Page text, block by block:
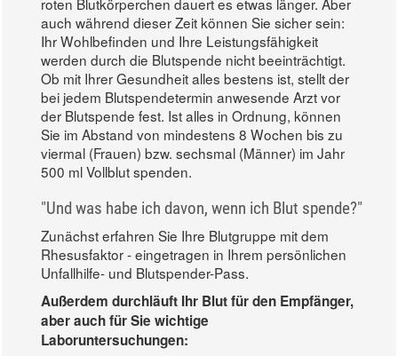
auch während dieser Zeit können Sie sicher sein:
Ihr Wohlbefinden und Ihre Leistungsfähigkeit
werden durch die Blutspende nicht beeinträchtigt.
Ob mit Ihrer Gesundheit alles bestens ist, stellt der
bei jedem Blutspendetermin anwesende Arzt vor
der Blutspende fest. Ist alles in Ordnung, können
Sie im Abstand von mindestens 8 Wochen bis zu
viermal (Frauen) bzw. sechsmal (Männer) im Jahr
500 ml Vollblut spenden.
"Und was habe ich davon, wenn ich Blut spende?"
Zunächst erfahren Sie Ihre Blutgruppe mit dem
Rhesusfaktor - eingetragen in Ihrem persönlichen
Unfallhilfe- und Blutspender-Pass.
Außerdem durchläuft Ihr Blut für den Empfänger,
aber auch für Sie wichtige
Laboruntersuchungen: